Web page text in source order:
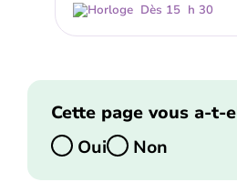
Dès 15 h 30
Cette page vous a-t-
Oui
Non